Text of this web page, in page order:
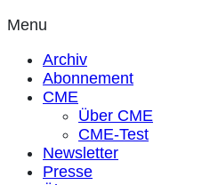
Menu
Archiv
Abonnement
CME
Über CME
CME-Test
Newsletter
Presse